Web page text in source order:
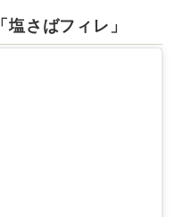
さばフィレ」